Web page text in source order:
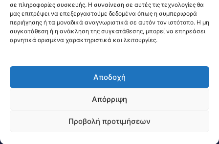
σε πληροφορίες συσκευής. Η συναίνεση σε αυτές τις τεχνολογίες θα
μας επιτρέψει να επεξεργαστούμε δεδομένα όπως η συμπεριφορά
περιήγησης ή τα μοναδικά αναγνωριστικά σε αυτόν τον ιστότοπο. Η μη
συγκατάθεση ή η ανάκληση της συγκατάθεσης, μπορεί να επηρεάσει
αρνητικά ορισμένα χαρακτηριστικά και λειτουργίες.
Αποδοχή
Απόρριψη
Προβολή προτιμήσεων
Κοινοποίηση:
@2026 3ype.gr All rights reserved
Θεσσαλονίκη, ΕλλάδαΤηλ: +30 2311 226 200
04256 Website Visits: 1597155